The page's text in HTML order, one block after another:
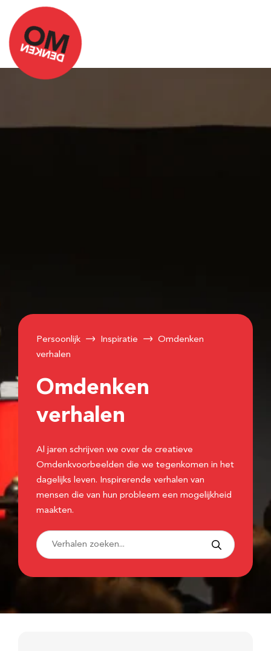
Persoonlijk Inspiratie
Omdenken
verhalen
Omdenken
verhalen
Al jaren schrijven we over de creatieve
Omdenkvoorbeelden die we tegenkomen in het
dagelijks leven. Inspirerende verhalen van
mensen die van hun probleem een mogelijkheid
maakten.